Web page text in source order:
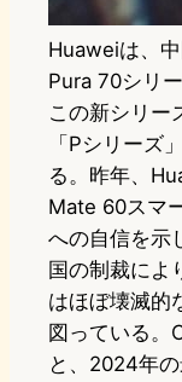
Huaweiは、
Pura 70シリ
この新シリー
「Pシリーズ
る。昨年、
Mate 60スマ
への自信を示
国の制裁によ
はほぼ壊滅的
図っている。
と、2024年